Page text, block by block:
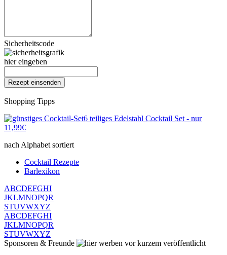
Sicherheitscode
hier eingeben
Shopping Tipps
6 teiliges Edelstahl Cocktail Set - nur
11,99€
nach Alphabet sortiert
Cocktail Rezepte
Barlexikon
ABCDEFGHI
JKLMNOPQR
STUVWXYZ
ABCDEFGHI
JKLMNOPQR
STUVWXYZ
Sponsoren & Freunde
vor kurzem veröffentlicht